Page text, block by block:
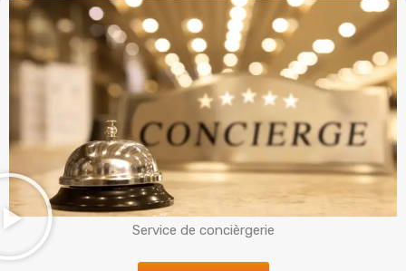
Service de concièrgerie